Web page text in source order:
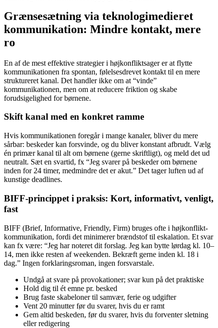
Grænsesætning via teknologimedieret
kommunikation: Mindre kontakt, mere
ro
En af de mest effektive strategier i højkonfliktsager er at flytte
kommunikationen fra spontan, følelsesdrevet kontakt til en mere
struktureret kanal. Det handler ikke om at “vinde”
kommunikationen, men om at reducere friktion og skabe
forudsigelighed for børnene.
Skift kanal med en konkret ramme
Hvis kommunikationen foregår i mange kanaler, bliver du mere
sårbar: beskeder kan forsvinde, og du bliver konstant afbrudt. Vælg
én primær kanal til alt om børnene (gerne skriftligt), og meld det ud
neutralt. Sæt en svartid, fx “Jeg svarer på beskeder om børnene
inden for 24 timer, medmindre det er akut.” Det tager luften ud af
kunstige deadlines.
BIFF-princippet i praksis: Kort, informativt, venligt,
fast
BIFF (Brief, Informative, Friendly, Firm) bruges ofte i højkonflikt-
kommunikation, fordi det minimerer brændstof til eskalation. Et svar
kan fx være: “Jeg har noteret dit forslag. Jeg kan bytte lørdag kl. 10–
14, men ikke resten af weekenden. Bekræft gerne inden kl. 18 i
dag.” Ingen forklaringsroman, ingen forsvarstale.
Undgå at svare på provokationer; svar kun på det praktiske
Hold dig til ét emne pr. besked
Brug faste skabeloner til samvær, ferie og udgifter
Vent 20 minutter før du svarer, hvis du er ramt
Gem altid beskeden, før du svarer, hvis du forventer sletning
eller redigering